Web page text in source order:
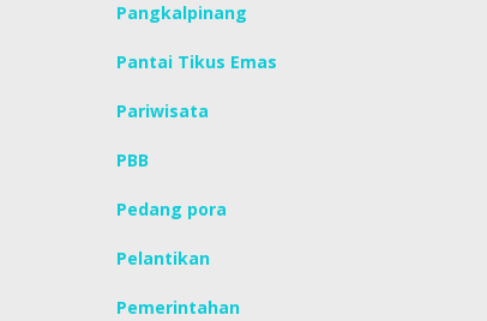
Pangkalpinang
Pantai Tikus Emas
Pariwisata
PBB
Pedang pora
Pelantikan
Pemerintahan